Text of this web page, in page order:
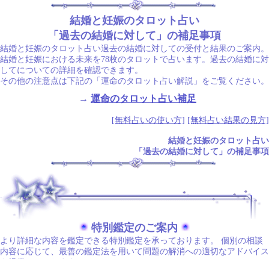
結婚と妊娠のタロット占い
「過去の結婚に対して」の補足事項
結婚と妊娠のタロット占い過去の結婚に対しての受付と結果のご案内。
結婚と妊娠における未来を78枚のタロットで占います。過去の結婚に対
してについての詳細を確認できます。
その他の注意点は下記の「運命のタロット占い解説」をご覧ください。
→ 運命のタロット占い補足
[無料占いの使い方] [無料占い結果の見方]
結婚と妊娠のタロット占い
「過去の結婚に対して」の補足事項
特別鑑定のご案内
より詳細な内容を鑑定できる特別鑑定を承っております。 個別の相談
内容に応じて、最善の鑑定法を用いて問題の解消への適切なアドバイス